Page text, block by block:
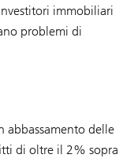
immobiliari
problemi di
abbassamento delle
di oltre il 2% sopra